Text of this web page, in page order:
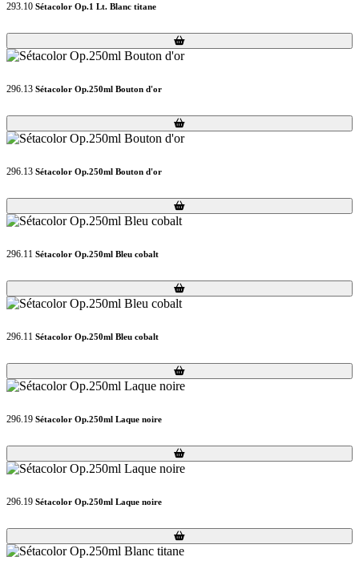
293.10 Sétacolor Op.1 Lt. Blanc titane
Loading...
Loading...
296.13 Sétacolor Op.250ml Bouton d'or
Loading...
Loading...
296.13 Sétacolor Op.250ml Bouton d'or
Loading...
Loading...
296.11 Sétacolor Op.250ml Bleu cobalt
Loading...
Loading...
296.11 Sétacolor Op.250ml Bleu cobalt
Loading...
Loading...
296.19 Sétacolor Op.250ml Laque noire
Loading...
Loading...
296.19 Sétacolor Op.250ml Laque noire
Loading...
Loading...